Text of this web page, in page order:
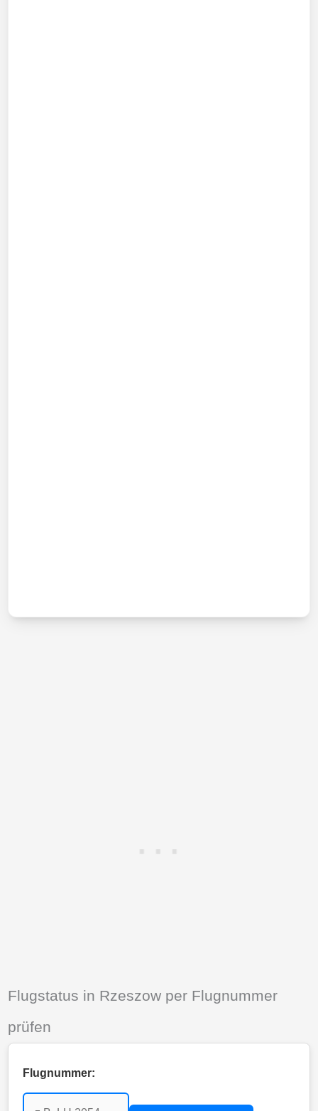
Flugstatus in Rzeszow per Flugnummer
prüfen
Flugnummer: